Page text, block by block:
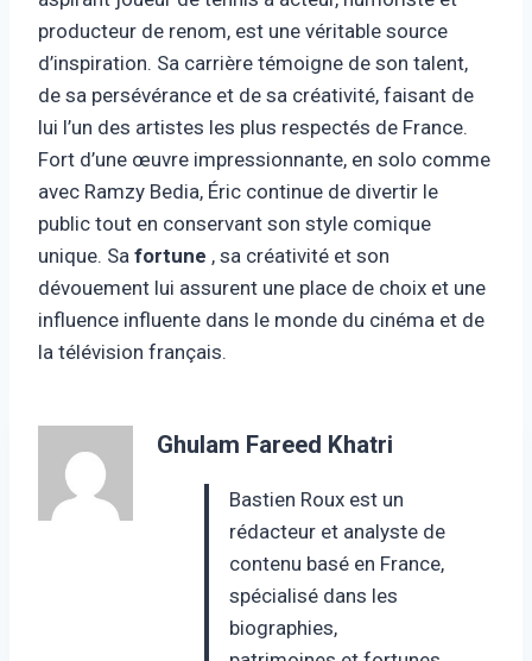
producteur de renom, est une véritable source
d’inspiration. Sa carrière témoigne de son talent,
de sa persévérance et de sa créativité, faisant de
lui l’un des artistes les plus respectés de France.
Fort d’une œuvre impressionnante, en solo comme
avec Ramzy Bedia, Éric continue de divertir le
public tout en conservant son style comique
unique. Sa fortune , sa créativité et son
dévouement lui assurent une place de choix et une
influence influente dans le monde du cinéma et de
la télévision français.
Ghulam Fareed Khatri
Bastien Roux est un
rédacteur et analyste de
contenu basé en France,
spécialisé dans les
biographies,